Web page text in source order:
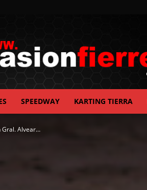
SPEEDWAY KARTING TIERRA
Gral. Alvear…